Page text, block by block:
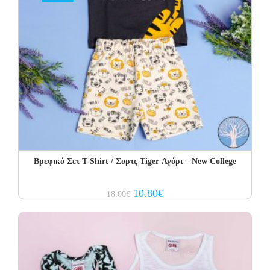
Βρεφικό Σετ Τ-Shirt / Σορτς Tiger Αγόρι – New College
18.00€ Original
price
10.80€Current
price